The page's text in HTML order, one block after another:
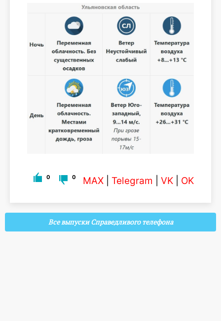
0 0 MAX Telegram VK OK
Все выпуски Справедливого телефона